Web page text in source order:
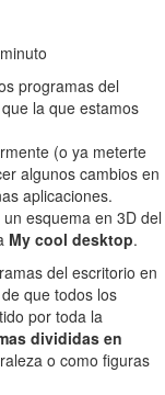
programas del
la que estamos
(o ya meterte
algunos cambios en
aplicaciones.
un esquema en 3D del
My cool desktop.
del escritorio en
que todos los
por toda la
divididas en
o como figuras